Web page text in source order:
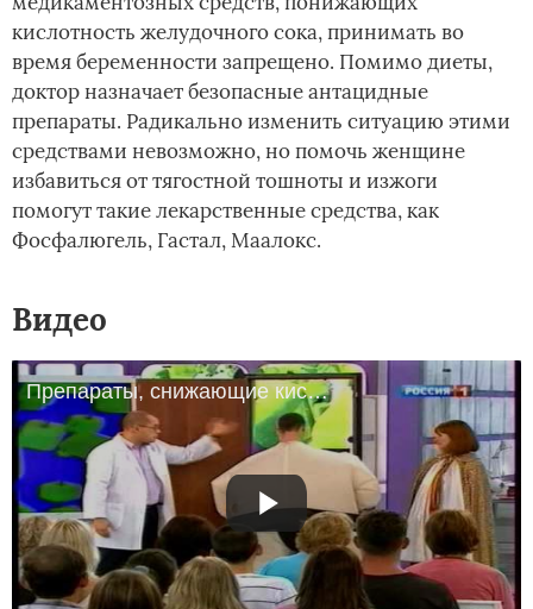
кислотность желудочного сока, принимать во
время беременности запрещено. Помимо диеты,
доктор назначает безопасные антацидные
препараты. Радикально изменить ситуацию этими
средствами невозможно, но помочь женщине
избавиться от тягостной тошноты и изжоги
помогут такие лекарственные средства, как
Фосфалюгель, Гастал, Маалокс.
Видео
Препараты, снижающие кислотность желудка